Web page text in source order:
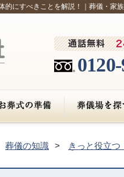
的にすべきことを解説！｜葬儀・家
葬儀の知識 きっと役立つ